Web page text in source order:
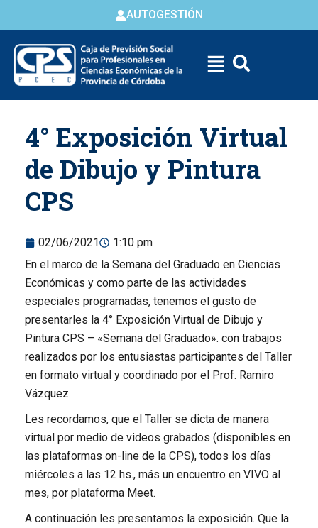
AUTOGESTIÓN
content
4° Exposición Virtual
de Dibujo y Pintura
CPS
02/06/2021
1:10 pm
En el marco de la Semana del Graduado en Ciencias
Económicas y como parte de las actividades
especiales programadas, tenemos el gusto de
presentarles la 4° Exposición Virtual de Dibujo y
Pintura CPS – «Semana del Graduado». con trabajos
realizados por los entusiastas participantes del Taller
en formato virtual y coordinado por el Prof. Ramiro
Vázquez.
Les recordamos, que el Taller se dicta de manera
virtual por medio de videos grabados (disponibles en
las plataformas on-line de la CPS), todos los días
miércoles a las 12 hs., más un encuentro en VIVO al
mes, por plataforma Meet.
A continuación les presentamos la exposición. Que la